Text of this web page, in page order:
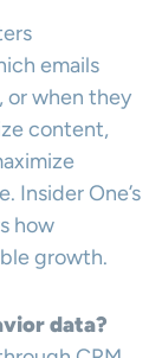
emails
or when they
content,
Insider One’s
how
growth.
data?